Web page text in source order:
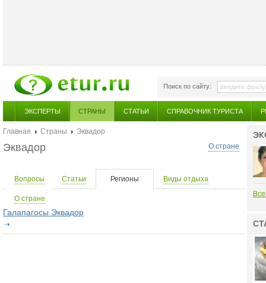
Поиск по сайту:
ЭКСПЕРТЫ СТРАНЫ СТАТЬИ СПРАВОЧНИК ТУРИСТА
Главная Страны
Эквадор
О стране
Эквадор
Вопросы Статьи Регионы Виды отдыха
О стране
Галапагосы Эквадор